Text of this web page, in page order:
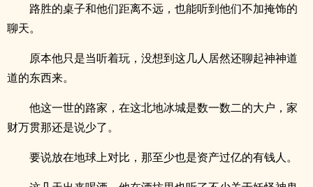
路胜的桌子和他们距离不远，也能听到他们不加掩饰的
聊天。
原本他只是当听着玩，没想到这几人居然还聊起神神道
道的东西来。
他这一世的路家，在这北地冰城是数一数二的大户，家
财万贯那还是说少了。
要说放在地球上对比，那至少也是资产过亿的有钱人。